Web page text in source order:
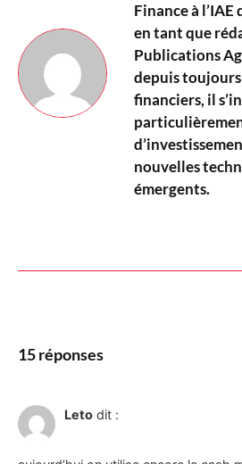
Finance à
en tant que
Publications
depuis toujours
financiers, il
nouvelles
émergents.
15 réponses
Leto dit :